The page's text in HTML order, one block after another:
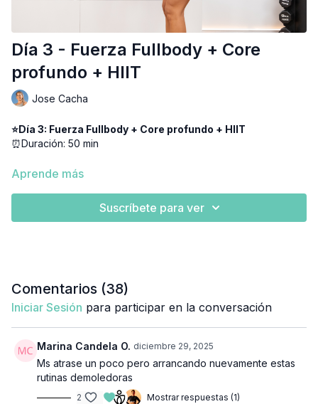
Día 3 - Fuerza Fullbody + Core
profundo + HIIT
Jose Cacha
⭐Día 3: Fuerza Fullbody + Core profundo + HIIT
⏰Duración: 50 min
👉🏼 Equipamiento
📋 Materiales incluidos:
💪🏽Gym
Aprende más
Suscríbete para ver
Comentarios (38)
Iniciar Sesión para participar en la conversación
Marina Candela O. diciembre 29, 2025
Ms atrase un poco pero arrancando nuevamente estas
rutinas demoledoras
2 Mostrar respuestas (1)